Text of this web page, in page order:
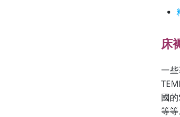
床
一
國
等